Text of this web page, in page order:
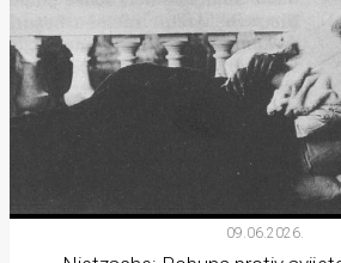
09.06.2026.